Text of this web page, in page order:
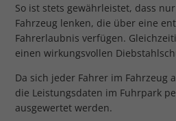
So ist stets gewährleistet, dass
Fahrzeug lenken, die über eine
Fahrerlaubnis verfügen.
einen wirkungsvollen
Da sich jeder Fahrer im Fahrzeug
die Leistungsdaten im Fuhrpark
ausgewertet werden.